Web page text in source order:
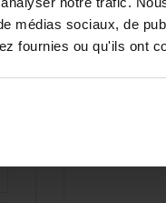
médias sociaux, de
fournies ou qu'ils ont